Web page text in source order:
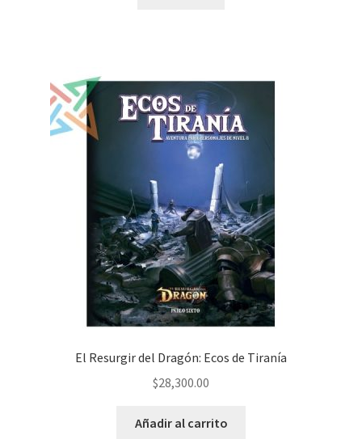
El Resurgir del Dragón: Ecos de Tiranía
$28,300.00
Añadir al carrito